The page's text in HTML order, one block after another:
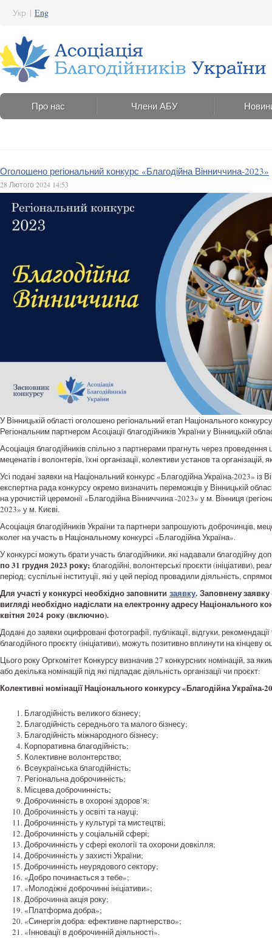
Укр | Eng
Про нас Члени АБУ
Оголошено регіональний конкурс «Благодійна Вінниччина-2023»
28 Лютого 2024 14:53
У Вінницькій області оголошено регіональний етап Національного
Регіональним партнером Асоціації благодійників України у Вінницькій
Асоціація благодійників спільно з партнерами прагнуть через
меценатів і волонтерів, їхні організації, колективи установ та
Усі подані заявки на Національний конкурс «Благодійна Україна-2023» із
експертна рада конкурсу окремо визначить переможців у Вінницькій
на урочистій церемонії «Благодійна Вінниччина -2023» у м. Вінниця
2023» у м. Києві.
Асоціація благодійників України та партнери запрошують доброчинців,
колег на участь в Національному конкурсі «Благодійна Україна».
У конкурсі можуть брати участь благодійники, які надавали благодійну
по 31 грудня 2023 року; благодійні, волонтерські проєкти (ініціативи),
період; суспільні інституції, які у цей період провадили діяльність,
Для участі у конкурсі необхідно заповнити заявку. Заповнену заявку
вигляді необхідно надіслати на електронну адресу Національного
квітня 2024 року (включно).
Додані до заявки оцифровані фотографії, публікації, відгуки,
благодійного проєкту (ініціативи), можуть позитивно вплинути на кінцеву
Цього року Оргкомітет Конкурсу визначив 27 конкурсних номінацій, за
або декілька номінацій під які підпадає діяльність організації чи проєкт:
Колективні номінації Національного конкурсу «Благодійна Україна-
Благодійність великого бізнесу;
Благодійність середнього та малого бізнесу;
Благодійність міжнародного бізнесу;
Корпоративна благодійність;
Колективне волонтерство;
Всеукраїнська благодійність;
Регіональна доброчинність;
Місцева доброчинність;
Доброчинність в охороні здоров’я;
Доброчинність у освіті та науці;
Доброчинність у культурі та мистецтві;
Доброчинність у соціальній сфері;
Доброчинність у сфері екології та охорони довкілля;
Доброчинність у захисті України;
Доброчинність неурядового сектору;
«Добро починається з тебе»;
«Молодіжні доброчинні ініціативи»;
Доброчинна акція року;
«Платформа добра»;
«Синергія добра: ефективне партнерство»;
«Інновації в доброчинній діяльності».